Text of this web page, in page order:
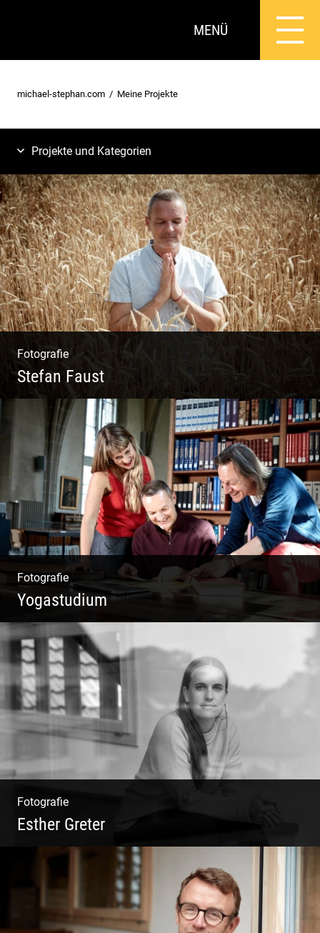
MENÜ
michael-stephan.com Meine Projekte
Projekte und Kategorien
Fotografie
Stefan Faust
Yoga & Meditation
Fotografie
Yogastudium
Philosophie | Asana | Yogapraxis
Fotografie
Esther Greter
Coaching, Frauenkreise, Trantric Yoga: